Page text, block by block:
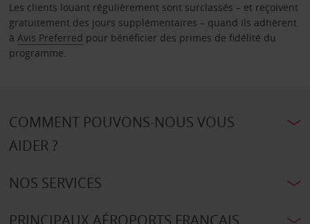
Les clients louant régulièrement sont surclassés – et reçoivent
gratuitement des jours supplémentaires – quand ils adhèrent
à Avis Preferred pour bénéficier des primes de fidélité du
programme.
COMMENT POUVONS-NOUS VOUS
AIDER ?
NOS SERVICES
PRINCIPAUX AÉROPORTS FRANÇAIS